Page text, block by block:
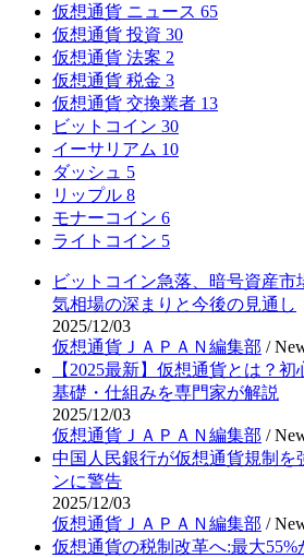
仮想通貨 ニュース 65
仮想通貨 投資 30
仮想通貨 法案 2
仮想通貨 税金 3
仮想通貨 交換業者 13
ビットコイン 30
イーサリアム 10
ダッシュ 5
リップル 8
モナーコイン 6
ライトコイン 5
ビットコイン急落、暗号資産
気相場の深まりと今後の見通し
2025/12/03
仮想通貨ＪＡＰＡＮ編集部 /
【2025最新】仮想通貨とは？
基礎・仕組みを専門家が解説
2025/12/03
仮想通貨ＪＡＰＡＮ編集部 /
中国人民銀行が仮想通貨規制を
ンに警告
2025/12/03
仮想通貨ＪＡＰＡＮ編集部 /
仮想通貨の税制改革へ:最大55%